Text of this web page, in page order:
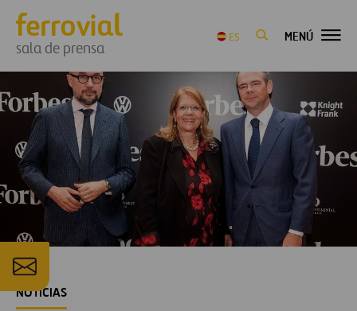
sala de prensa
ES MENÚ
NOTICIAS